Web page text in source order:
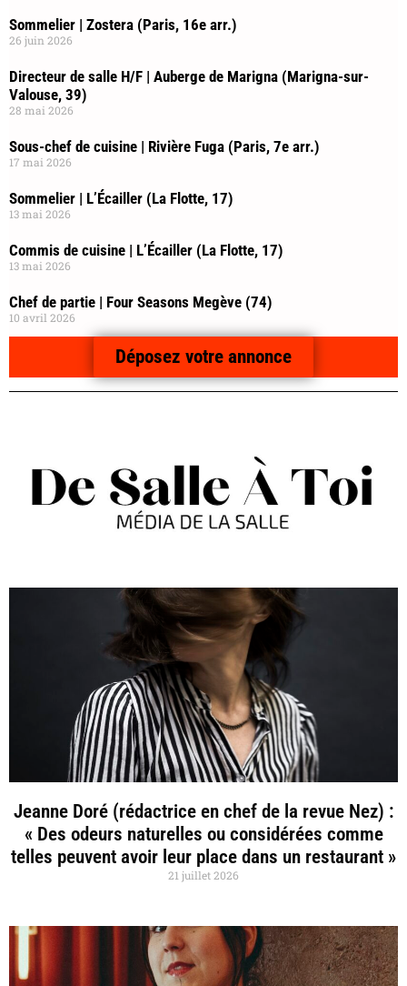
Sommelier | Zostera (Paris, 16e arr.)
26 juin 2026
Directeur de salle H/F | Auberge de Marigna (Marigna-sur-
Valouse, 39)
28 mai 2026
Sous-chef de cuisine | Rivière Fuga (Paris, 7e arr.)
17 mai 2026
Sommelier | L’Écailler (La Flotte, 17)
13 mai 2026
Commis de cuisine | L’Écailler (La Flotte, 17)
13 mai 2026
Chef de partie | Four Seasons Megève (74)
10 avril 2026
Déposez votre annonce
Jeanne Doré (rédactrice en chef de la revue Nez) :
« Des odeurs naturelles ou considérées comme
telles peuvent avoir leur place dans un restaurant »
21 juillet 2026